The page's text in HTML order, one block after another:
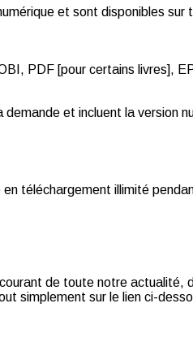
et sont disponibles
PDF [pour certains livres],
et incluent la version
téléchargement illimité
de toute notre
simplement sur le lien ci-